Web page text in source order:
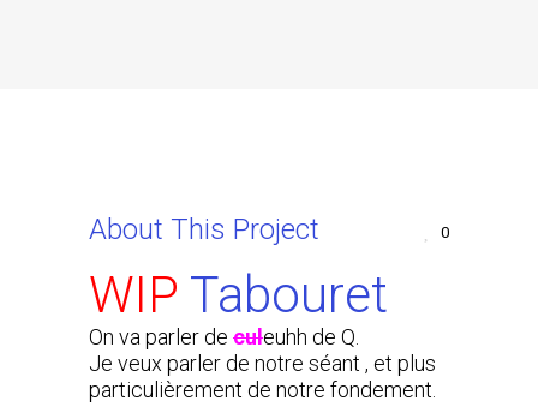
About This Project
WIP Tabouret
On va parler de culeuhh de Q.
Je veux parler de notre séant , et plus
particulièrement de notre fondement.
0